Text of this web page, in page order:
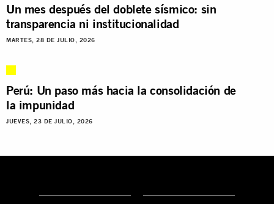
Un mes después del doblete sísmico: sin
transparencia ni institucionalidad
MARTES, 28 DE JULIO, 2026
Perú: Un paso más hacia la consolidación de
la impunidad
JUEVES, 23 DE JULIO, 2026